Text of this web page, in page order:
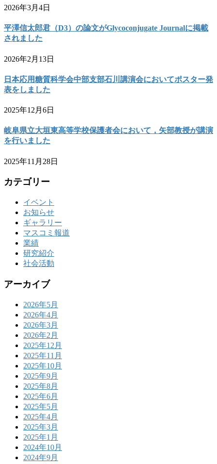
2026年3月4日
平澤信太郎君（D3）の論文がGlycoconjugate Journalに掲載
されました
2026年2月13日
日本応用糖質科学会中部支部石川講演会においてポスター発
表をしました
2025年12月6日
岐阜県立大垣東高等学校保護者会において，矢部教授が講演
を行いました
2025年11月28日
カテゴリー
イベント
お知らせ
ギャラリー
マスコミ報道
業績
研究紹介
社会活動
アーカイブ
2026年5月
2026年4月
2026年3月
2026年2月
2025年12月
2025年11月
2025年10月
2025年9月
2025年8月
2025年6月
2025年5月
2025年4月
2025年3月
2025年1月
2024年10月
2024年9月